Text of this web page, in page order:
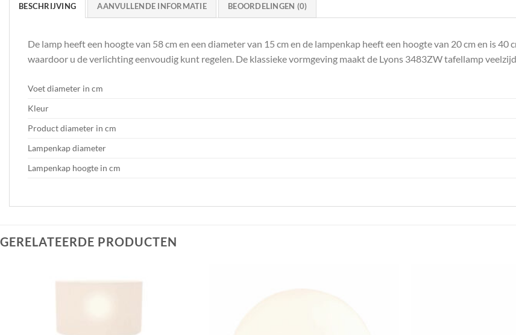
BESCHRIJVING AANVULLENDE INFORMATIE BEOORDELINGEN (0)
De lamp heeft een hoogte van 58 cm en een diameter van 15 cm en de lampenkap heeft een hoogte van 20 cm en is
waardoor u de verlichting eenvoudig kunt regelen. De klassieke vormgeving maakt de Lyons 3483ZW tafellamp
Voet diameter in cm
Kleur
Product diameter in cm
Lampenkap diameter
Lampenkap hoogte in cm
GERELATEERDE PRODUCTEN